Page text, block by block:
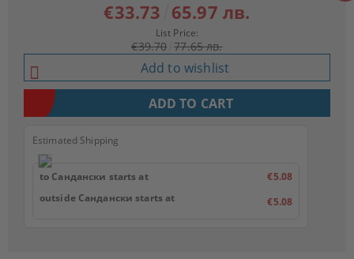
€33.73 65.97 лв.
List Price:
€39.70 77.65 лв.
Add to wishlist
Estimated Shipping
to Сандански starts at
€5.08
outside Сандански starts at
€5.08